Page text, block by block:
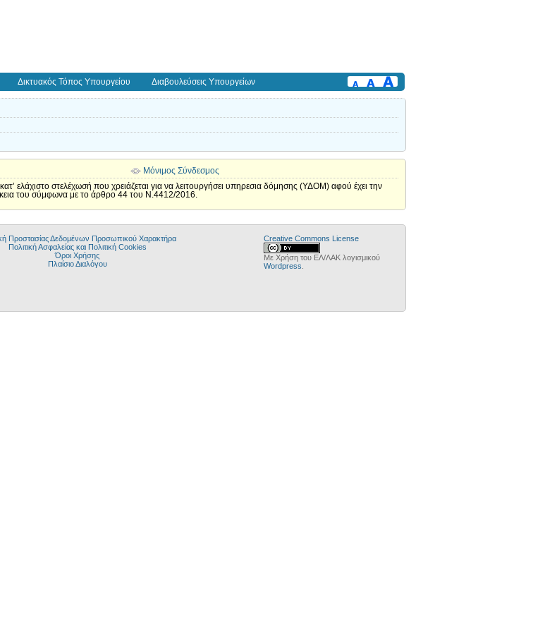
Δικτυακός Τόπος Υπουργείου Διαβουλεύσεις Υπουργείων
Μόνιμος Σύνδεσμος
ελάχιστο στελέχωσή που χρειάζεται για να λειτουργήσει υπηρεσια δόμησης (ΥΔΟΜ) αφού έχει την
του σύμφωνα με το άρθρο 44 του Ν.4412/2016.
Προστασίας Δεδομένων Προσωπικού Χαρακτήρα
Πολιτική Ασφαλείας και Πολιτική Cookies
Όροι Χρήσης
Πλαίσιο Διαλόγου
Creative Commons License
Με Χρήση του ΕΛ/ΛΑΚ λογισμικού
Wordpress